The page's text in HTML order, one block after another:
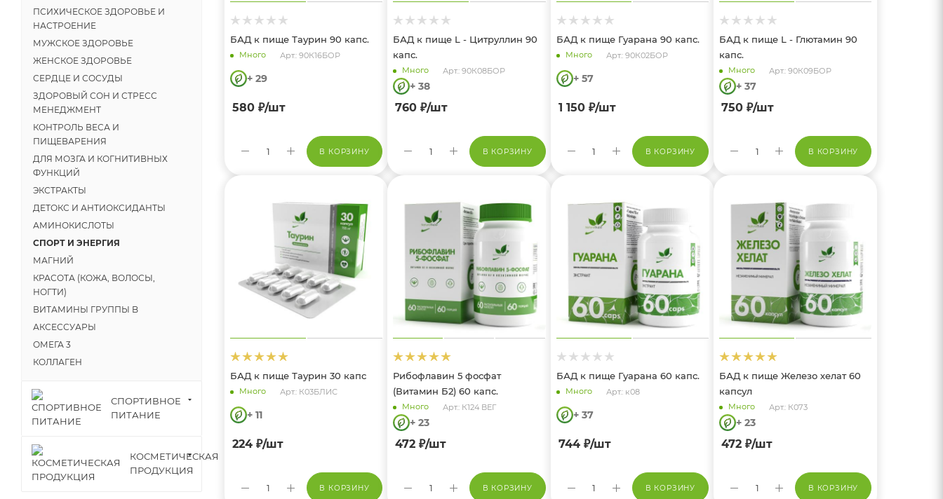
БАД к пище Таурин 90 капс.
Много Арт.: 90К16БОР
+ 29
580 ₽/шт
В КОРЗИНУ
БАД к пище L - Цитруллин 90
капс.
Много Арт.: 90К08БОР
+ 38
760 ₽/шт
В КОРЗИНУ
БАД к пище Гуарана 90 капс.
Много Арт.: 90К02БОР
+ 57
1 150₽/шт
В КОРЗИНУ
БАД к пище L - Глютамин 90
капс.
Много Арт.: 90К09БОР
+ 37
750₽/шт
В КОРЗИНУ
БАД к пище Таурин 30 капс
Много Арт.: К03БЛИС
+ 11
224 ₽/шт
В КОРЗИНУ
Рибофлавин 5 фосфат
(Витамин Б2) 60 капс.
Много Арт.: К124 ВЕГ
+ 23
472 ₽/шт
В КОРЗИНУ
БАД к пище Гуарана 60 капс.
Много Арт.: к08
+ 37
744₽/шт
В КОРЗИНУ
БАД к пище Железо хелат 60
капсул
Много Арт.: К073
+ 23
472₽/шт
В КОРЗИНУ
ПСИХИЧЕСКОЕ ЗДОРОВЬЕ И
НАСТРОЕНИЕ
МУЖСКОЕ ЗДОРОВЬЕ
ЖЕНСКОЕ ЗДОРОВЬЕ
СЕРДЦЕ И СОСУДЫ
ЗДОРОВЫЙ СОН И СТРЕСС
МЕНЕДЖМЕНТ
КОНТРОЛЬ ВЕСА И
ПИЩЕВАРЕНИЯ
ДЛЯ МОЗГА И КОГНИТИВНЫХ
ФУНКЦИЙ
ЭКСТРАКТЫ
ДЕТОКС И АНТИОКСИДАНТЫ
АМИНОКИСЛОТЫ
СПОРТ И ЭНЕРГИЯ
МАГНИЙ
КРАСОТА (КОЖА, ВОЛОСЫ,
НОГТИ)
ВИТАМИНЫ ГРУППЫ B
АКСЕССУАРЫ
ОМЕГА 3
КОЛЛАГЕН
СПОРТИВНОЕ
ПИТАНИЕ
КОСМЕТИЧЕСКАЯ
ПРОДУКЦИЯ